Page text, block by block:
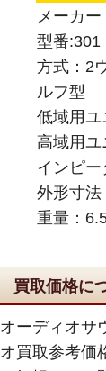
メーカ
型番:301
方式：2
ルフ型
低域用ユ
高域用
インピ
外形寸
重量：
買取価格に
オーディオサ
オ買取参考価